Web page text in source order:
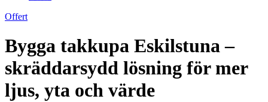
Offert
Bygga takkupa Eskilstuna –
skräddarsydd lösning för mer
ljus, yta och värde